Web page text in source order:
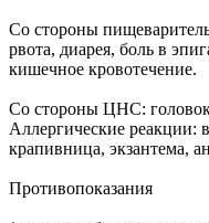
Со стороны
рвота, диарея, боль в
кишечное кровотечение.
Со стороны ЦНС:
Аллергические реакции:
крапивница, экзантема,
Противопоказания